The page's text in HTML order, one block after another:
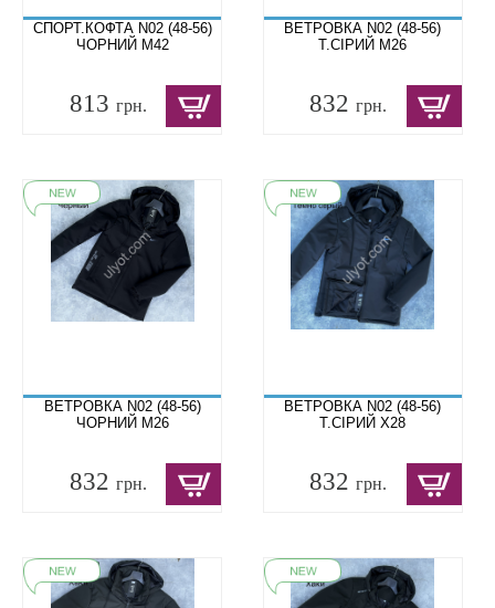
СПОРТ.КОФТА N02 (48-56)
ЧОРНИЙ M42
813 грн.
ВЕТРОВКА N02 (48-56)
Т.СІРИЙ M26
832грн.
ВЕТРОВКА N02 (48-56)
ЧОРНИЙ M26
832 грн.
ВЕТРОВКА N02 (48-56)
Т.СІРИЙ X28
832грн.